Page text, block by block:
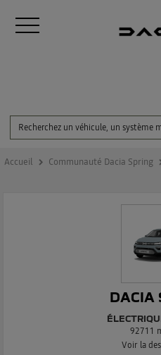
Accueil Communauté Dacia Spring
DACIA
92711
Voir la